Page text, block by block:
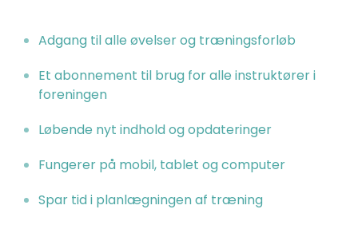
Adgang til alle øvelser og træningsforløb
Et abonnement til brug for alle instruktører i
foreningen
Løbende nyt indhold og opdateringer
Fungerer på mobil, tablet og computer
Spar tid i planlægningen af træning